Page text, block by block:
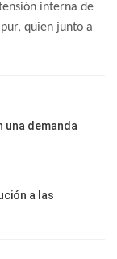
interna de
quien junto a
una demanda
a las